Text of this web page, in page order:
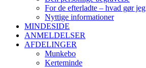
For de efterladte – hvad gør jeg
Nyttige informationer
MINDESIDE
ANMELDELSER
AFDELINGER
Munkebo
Kerteminde